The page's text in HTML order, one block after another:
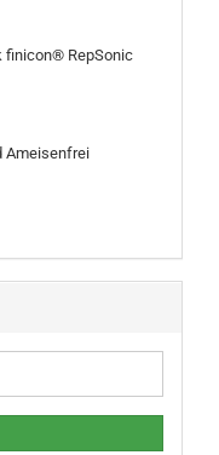
finicon® RepSonic
Ameisenfrei